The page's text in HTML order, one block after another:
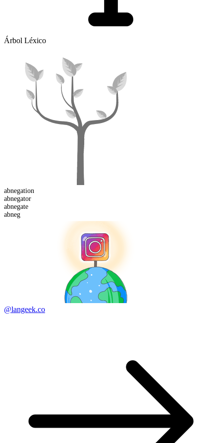
Árbol Léxico
abnegation
abnegator
abnegate
abneg
@langeek.co